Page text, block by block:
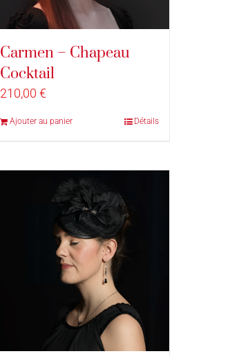
Carmen – Chapeau
Cocktail
210,00 €
Ajouter au panier Détails